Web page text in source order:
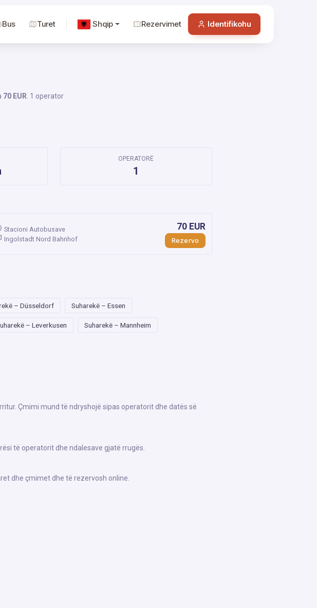
Bus Turet Shqip Rezervimet Identifikohu
70 EUR . 1 operator
OPERATORË
1
Stacioni Autobusave
Ingolstadt Nord Bahnhof
70 EUR
Rezervo
– Düsseldorf Suharekë – Essen
– Leverkusen Suharekë – Mannheim
Çmimi mund të ndryshojë sipas operatorit dhe datës së
të operatorit dhe ndalesave gjatë rrugës.
dhe çmimet dhe të rezervosh online.